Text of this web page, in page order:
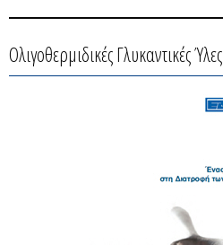
Ολιγοθερμιδικές Γλυκαντικές Ύλες